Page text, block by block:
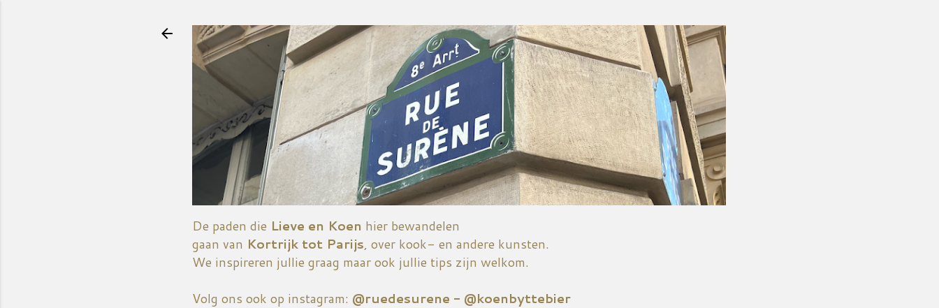
De paden die Lieve en Koen hier bewandelen
gaan van Kortrijk tot Parijs, over kook- en andere kunsten.
We inspireren jullie graag maar ook jullie tips zijn welkom.
Volg ons ook op instagram: @ruedesurene - @koenbyttebier